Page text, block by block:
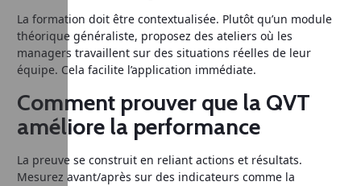
La formation doit être contextualisée. Plutôt qu’un module
théorique généraliste, proposez des ateliers où les
managers travaillent sur des situations réelles de leur
équipe. Cela facilite l’application immédiate.
Comment prouver que la QVT
améliore la performance
La preuve se construit en reliant actions et résultats.
Mesurez avant/après sur des indicateurs comme la